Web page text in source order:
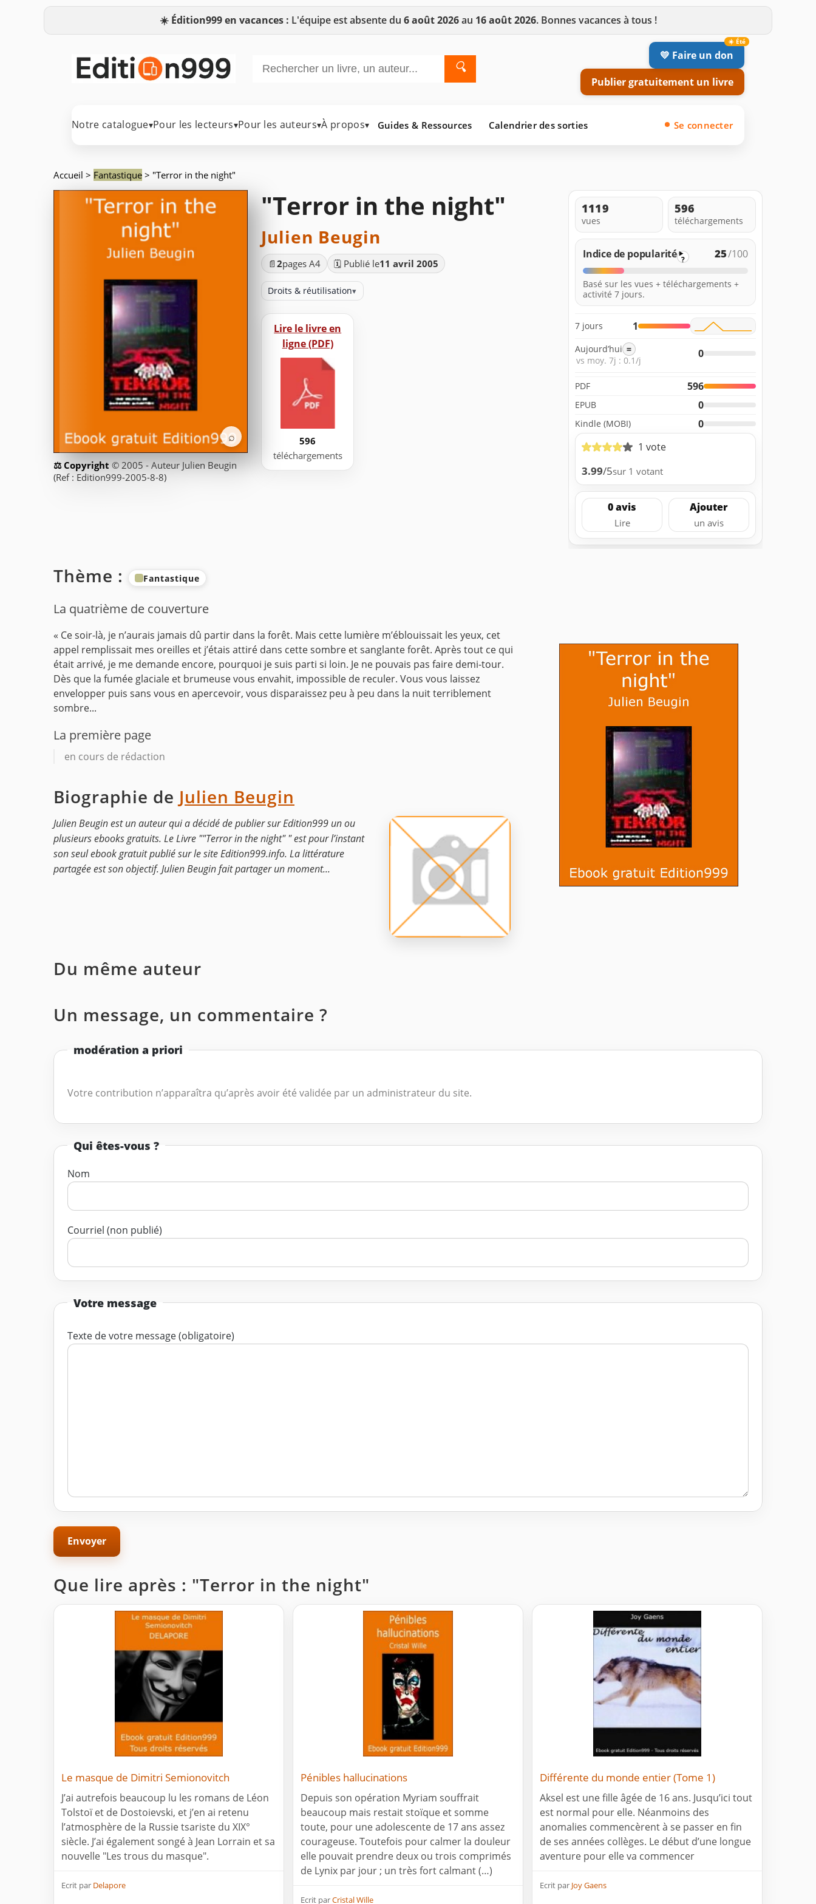
☀️ Édition999 en vacances : L'équipe est absente du 6 août 2026au 16 août 2026. Bonnes vacances à tous !
🔍
💛 Faire un don
Publier gratuitement un livre
Notre catalogue▾Pour les lecteurs▾Pour les auteurs▾À propos▾ Guides & Ressources Calendrier des sorties Se connecter
Accueil > Fantastique > "Terror in the night"
⌕
© 2005 - Auteur Julien Beugin
(Ref : Edition999-2005-8-8)
"Terror in the night"
Julien Beugin
📄 2pages A4 🗓️ Publié le11 avril 2005
Droits & réutilisation▾
Lire le livre en
ligne (PDF)
596
téléchargements
1119
vues
596
téléchargements
Indice de popularité ? 25/100
Basé sur les vues + téléchargements +
activité 7 jours.
7 jours 1
Aujourd’hui =
vs moy. 7j : 0.1/j
0
PDF 596
EPUB 0
Kindle (MOBI)
0
1 vote
3.99/5sur 1 votant
0 avis
Lire
Ajouter
un avis
Thème : Fantastique
La quatrième de couverture
« Ce soir-là, je n’aurais jamais dû partir dans la forêt. Mais cette lumière m’éblouissait les yeux, cet
appel remplissait mes oreilles et j’étais attiré dans cette sombre et sanglante forêt. Après tout ce qui
était arrivé, je me demande encore, pourquoi je suis parti si loin. Je ne pouvais pas faire demi-tour.
Dès que la fumée glaciale et brumeuse vous envahit, impossible de reculer. Vous vous laissez
envelopper puis sans vous en apercevoir, vous disparaissez peu à peu dans la nuit terriblement
sombre...
La première page
en cours de rédaction
Biographie de Julien Beugin
Julien Beugin est un auteur qui a décidé de publier sur Edition999 un ou
plusieurs ebooks gratuits. Le Livre ""Terror in the night" " est pour l’instant
son seul ebook gratuit publié sur le site Edition999.info. La littérature
partagée est son objectif. Julien Beugin fait partager un moment...
Du même auteur
Un message, un commentaire ?
modération a priori
Votre contribution n’apparaîtra qu’après avoir été validée par un administrateur du site.
Qui êtes-vous ?
Nom
Courriel (non publié)
Votre message
Texte de votre message (obligatoire)
Que lire après : "Terror in the night"
Le masque de Dimitri Semionovitch
J’ai autrefois beaucoup lu les romans de Léon
Tolstoï et de Dostoievski, et j’en ai retenu
l’atmosphère de la Russie tsariste du XIX°
siècle. J’ai également songé à Jean Lorrain et sa
nouvelle "Les trous du masque".
Ecrit par Delapore
Pénibles hallucinations
Depuis son opération Myriam souffrait
beaucoup mais restait stoïque et somme
toute, pour une adolescente de 17 ans assez
courageuse. Toutefois pour calmer la douleur
elle pouvait prendre deux ou trois comprimés
de Lynix par jour ; un très fort calmant (…)
Ecrit parCristal Wille
Différente du monde entier (Tome 1)
Aksel est une fille âgée de 16 ans. Jusqu’ici tout
est normal pour elle. Néanmoins des
anomalies commencèrent à se passer en fin
de ses années collèges. Le début d’une longue
aventure pour elle va commencer
Ecrit par Joy Gaens